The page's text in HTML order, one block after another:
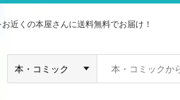
近くの本屋さんに送料無料でお届け！